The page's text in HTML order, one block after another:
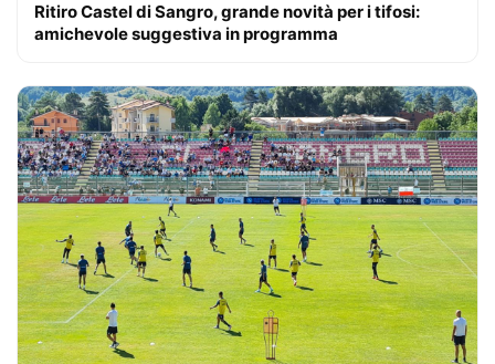
Ritiro Castel di Sangro, grande novità per i tifosi:
amichevole suggestiva in programma